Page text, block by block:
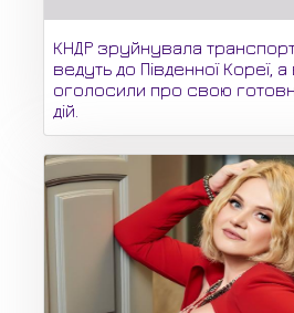
КНДР зруйнувала
ведуть до Південної Кореї, а
оголосили про свою
дій.